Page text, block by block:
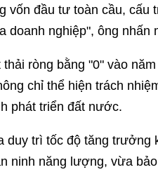
vốn đầu tư toàn cầu, cấu
doanh nghiệp", ông nhấn
ròng bằng "0" vào
chỉ thể hiện trách
phát triển đất nước.
trì tốc độ tăng trưởng
ninh năng lượng, vừa